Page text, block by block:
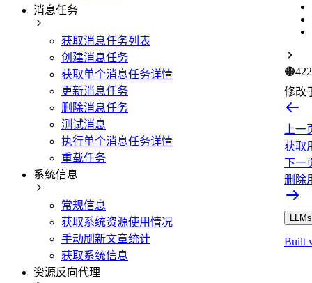
消息任务
获取消息任务列表
创建消息任务
获取单个消息任务详情
更新消息任务
删除消息任务
测试消息
执行单个消息任务详情
重载任务
系统信息
常规信息
获取系统资源使用情况
手动刷新文章统计
获取系统信息
资源反向代理
🟠422
修改
上一
获取
下一
删除
Built